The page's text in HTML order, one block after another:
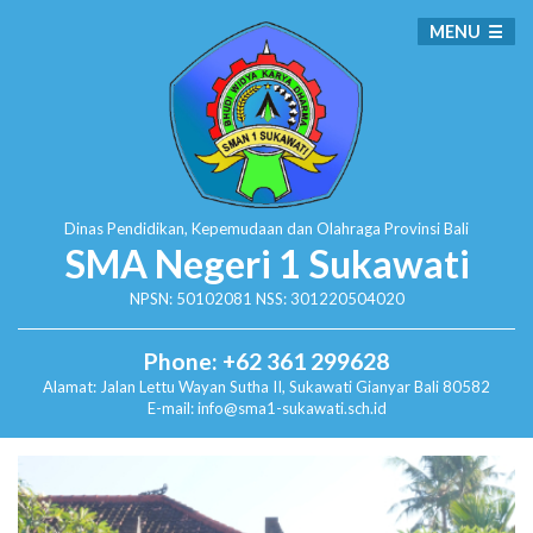
Dinas Pendidikan, Kepemudaan dan Olahraga Provinsi Bali
SMA Negeri 1 Sukawati
NPSN: 50102081 NSS: 301220504020
Phone: +62 361 299628
Alamat: Jalan Lettu Wayan Sutha II, SukawatiGianyar Bali 80582
E-mail: info@sma1-sukawati.sch.id
MENU